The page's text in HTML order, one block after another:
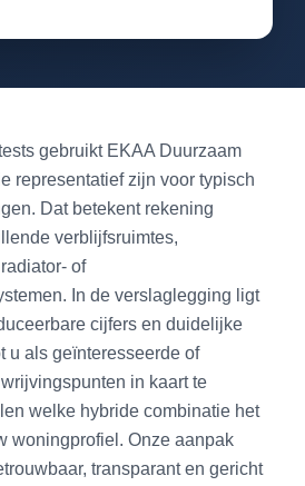
gebruikt EKAA Duurzaam
representatief zijn voor typisch
Dat betekent rekening
verblijfsruimtes,
of
In de verslaglegging ligt
cijfers en duidelijke
u als geïnteresseerde of
in kaart te
welke hybride combinatie het
woningprofiel. Onze aanpak
transparant en gericht